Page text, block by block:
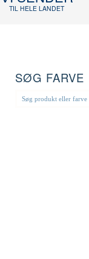
TIL HELE LANDET
SØG FARVE